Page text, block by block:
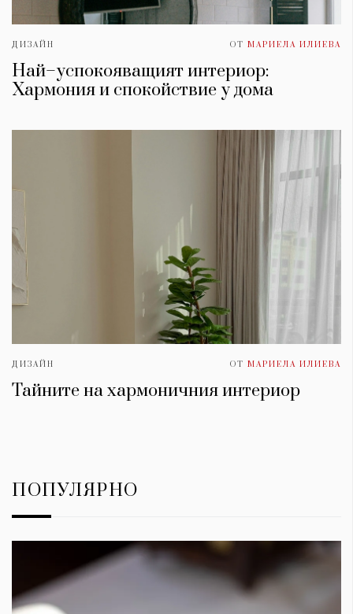
ДИЗАЙН ОТ МАРИЕЛА ИЛИЕВА
Най–успокояващият интериор:
Хармония и спокойствие у дома
ДИЗАЙН ОТ МАРИЕЛА ИЛИЕВА
Тайните на хармоничния интериор
ПОПУЛЯРНО